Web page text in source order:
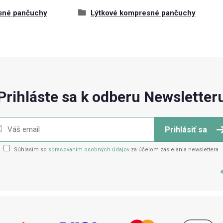
pančuchy Lýtkové kompresné pančuchy
sa k odberu
Prihlásiť sa
Súhlasím so spracovaním osobných údajovza účelom zasielania newslettera.